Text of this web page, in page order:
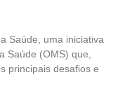
Saúde, uma iniciativa
Saúde (OMS) que,
principais desafios e